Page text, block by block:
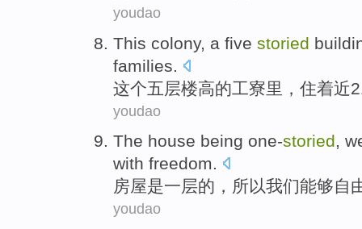
youdao
This colony, a five storied
families
这个五层楼高的工寮里，住着近
youdao
The house being one-storied,
with freedom.
房屋是一层的，所以我们能够自
youdao